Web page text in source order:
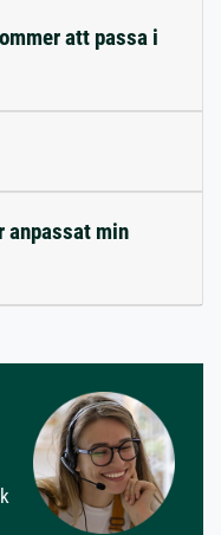
att passa i
anpassat min